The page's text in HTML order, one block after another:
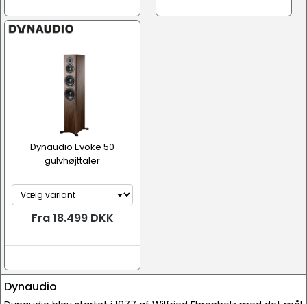
Dynaudio Evoke 50
gulvhøjttaler
Fra 18.499 DKK
Dynaudio